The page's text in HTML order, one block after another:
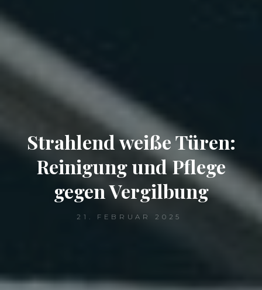
Strahlend weiße Türen:
Reinigung und Pflege
gegen Vergilbung
21. FEBRUAR 2025